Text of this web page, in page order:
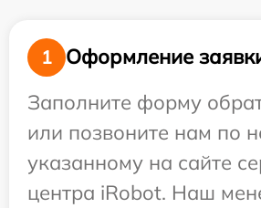
1
Оформление
Заполните форму
или позвоните нам по
указанному на сайте
центра iRobot. Наш